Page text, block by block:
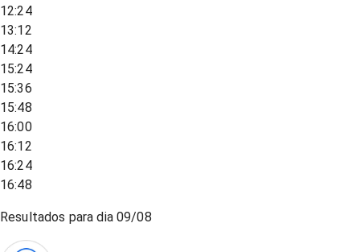
12:24
13:12
14:24
15:24
15:36
15:48
16:00
16:12
16:24
16:48
Resultados para dia09/08